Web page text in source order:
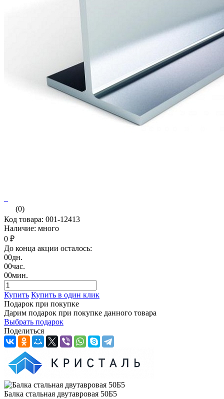
(0)
Код товара: 001-12413
Наличие: много
0 ₽
До конца акции осталось:
00дн.
00час.
00мин.
Купить Купить в один клик
Подарок при покупке
Дарим подарок при покупке данного товара
Выбрать подарок
Поделиться
Балка стальная двутавровая 50Б5